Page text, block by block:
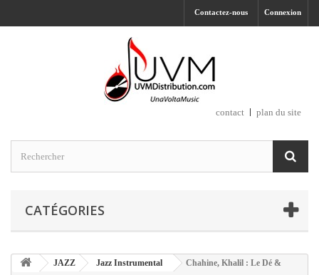
Connexion
Contactez-nous
contact plan du site
CATÉGORIES
JAZZ Jazz Instrumental
Chahine, Khalil : Le Dé &